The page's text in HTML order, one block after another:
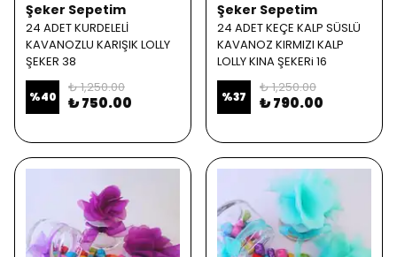
Şeker Sepetim
24 ADET KURDELELİ
KAVANOZLU KARIŞIK LOLLY
ŞEKER 38
%40
₺ 1,250.00
₺ 750.00
Şeker Sepetim
24 ADET KEÇE KALP SÜSLÜ
KAVANOZ KIRMIZI KALP
LOLLY KINA ŞEKERi 16
%37
₺ 1,250.00
₺ 790.00